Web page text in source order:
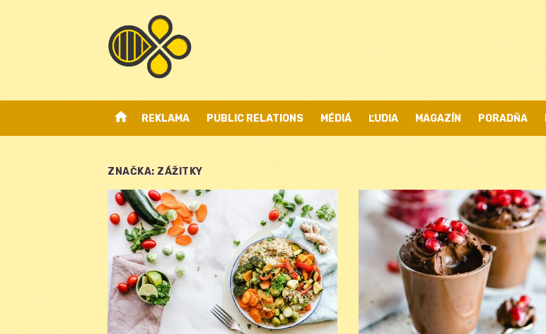
home REKLAMA PUBLIC RELATIONS MÉDIÁ ĽUDIA MAGAZÍN PORADŇA
ZNAČKA: ZÁŽITKY